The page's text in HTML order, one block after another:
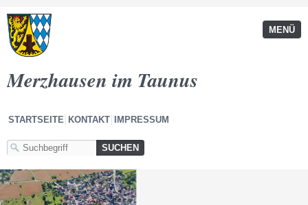
MENÜ
Merzhausen im Taunus
STARTSEITE KONTAKT IMPRESSUM